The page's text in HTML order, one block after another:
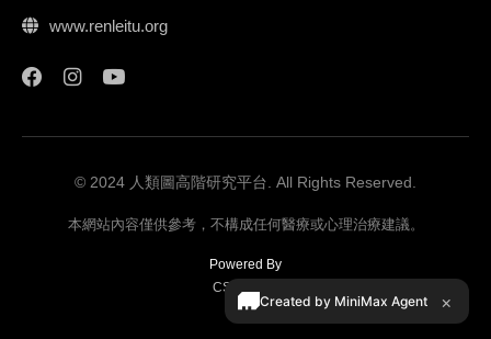
www.renleitu.org
© 2024 人類圖高階研究平台. All Rights Reserved.
本網站內容僅供參考，不構成任何醫療或心理治療建議。
Powered By
CShost.net
Created by MiniMax Agent ×